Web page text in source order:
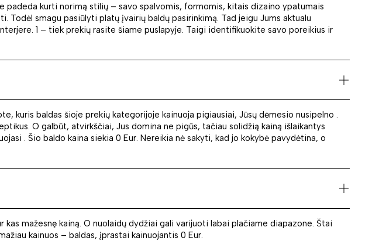
kurti norimą stilių – savo spalvomis, formomis, kitais dizaino ypatumais
smagu pasiūlyti platų įvairių baldų pasirinkimą. Tad jeigu Jums aktualu
1 – tiek prekių rasite šiame puslapyje. Taigi identifikuokite savo poreikius ir
kuris baldas šioje prekių kategorijoje kainuoja pigiausiai, Jūsų dėmesio nusipelno .
O galbūt, atvirkščiai, Jus domina ne pigūs, tačiau solidžią kainą išlaikantys
. Šio baldo kaina siekia 0 Eur. Nereikia nė sakyti, kad jo kokybė pavydėtina, o
mažesnę kainą. O nuolaidų dydžiai gali varijuoti labai plačiame diapazone. Štai
kainuos – baldas, įprastai kainuojantis 0 Eur.